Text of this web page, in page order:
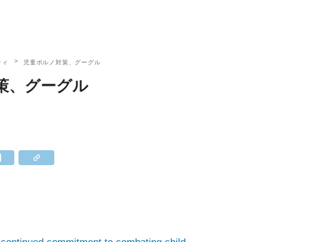
児童ポルノ対策、グーグル
、グーグル